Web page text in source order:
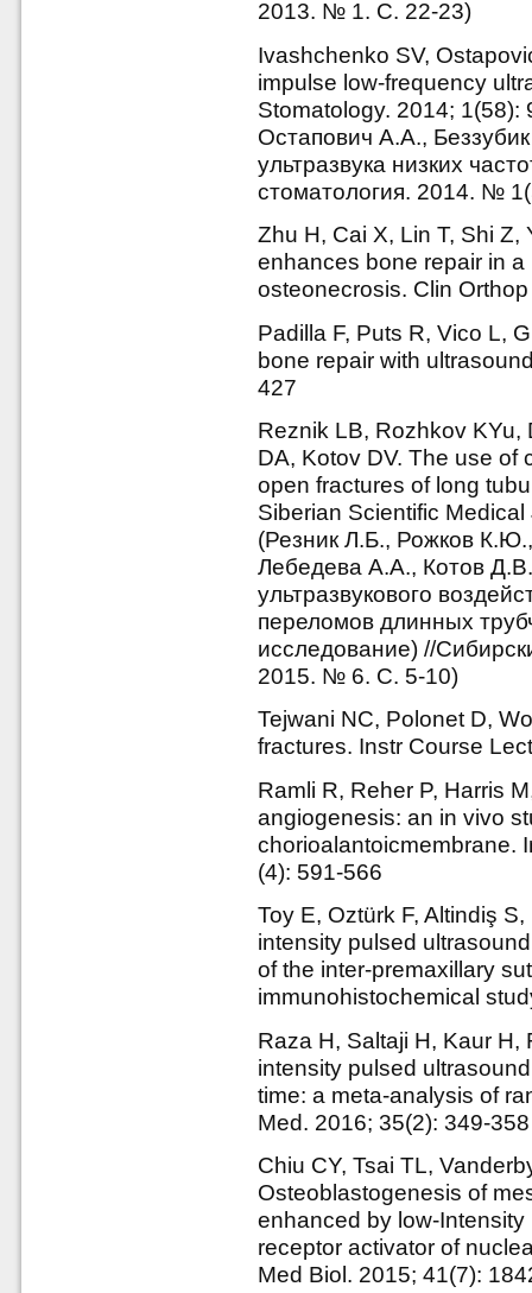
2013. № 1. С. 22-23)
Ivashchenko SV,
impulse low-frequency
Stomatology. 2014;
Остапович А.А.,
ультразвука низких
стоматология. 2014. №
Zhu H, Cai X, Lin T, Shi
enhances bone repair in
osteonecrosis. Clin
Padilla F, Puts R, Vico L,
bone repair with
427
Reznik LB, Rozhkov
DA, Kotov DV. The use of
open fractures of long
Siberian Scientific
(Резник Л.Б., Рожков
Лебедева А.А., Котов
ультразвукового
переломов длинных
исследование) //
2015. № 6. С. 5-10)
Tejwani NC, Polonet D,
fractures. Instr Course
Ramli R, Reher P, Harris
angiogenesis: an in vivo
chorioalantoicmembrane.
(4): 591-566
Toy E, Oztürk F, Altindiş
intensity pulsed
of the inter-premaxillary
immunohistochemical
Raza H, Saltaji H, Kaur H,
intensity pulsed
time: a meta-analysis of
Med. 2016; 35(2): 349-358
Chiu CY, Tsai TL,
Osteoblastogenesis of
enhanced by low-
receptor activator of
Med Biol. 2015; 41(7):